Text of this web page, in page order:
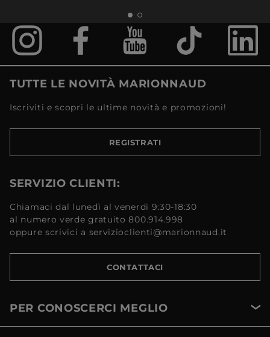
TUTTE LE NOVITÀ MARIONNAUD
Iscriviti e scopri le ultime novità e promozioni!
REGISTRATI
SERVIZIO CLIENTI:
Chiamaci dal lunedì al venerdì 9:30-18:30
al numero verde gratuito 800.914.998
oppure scrivici a servizioclienti@marionnaud.it
CONTATTACI
PER CONOSCERCI MEGLIO